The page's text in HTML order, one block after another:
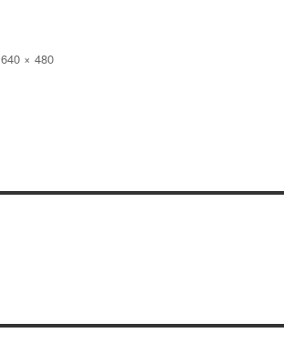
Full
640 × 480